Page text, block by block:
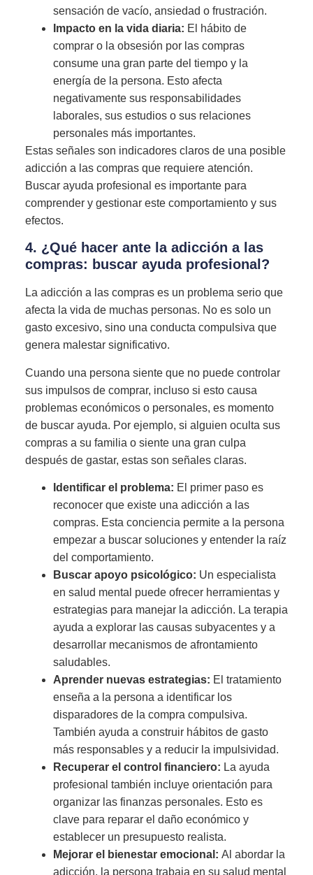
sensación de vacío, ansiedad o frustración.
Impacto en la vida diaria: El hábito de
comprar o la obsesión por las compras
consume una gran parte del tiempo y la
energía de la persona. Esto afecta
negativamente sus responsabilidades
laborales, sus estudios o sus relaciones
personales más importantes.
Estas señales son indicadores claros de una posible
adicción a las compras que requiere atención.
Buscar ayuda profesional es importante para
comprender y gestionar este comportamiento y sus
efectos.
4. ¿Qué hacer ante la adicción a las
compras: buscar ayuda profesional?
La adicción a las compras es un problema serio que
afecta la vida de muchas personas. No es solo un
gasto excesivo, sino una conducta compulsiva que
genera malestar significativo.
Cuando una persona siente que no puede controlar
sus impulsos de comprar, incluso si esto causa
problemas económicos o personales, es momento
de buscar ayuda. Por ejemplo, si alguien oculta sus
compras a su familia o siente una gran culpa
después de gastar, estas son señales claras.
Identificar el problema: El primer paso es
reconocer que existe una adicción a las
compras. Esta conciencia permite a la persona
empezar a buscar soluciones y entender la raíz
del comportamiento.
Buscar apoyo psicológico: Un especialista
en salud mental puede ofrecer herramientas y
estrategias para manejar la adicción. La terapia
ayuda a explorar las causas subyacentes y a
desarrollar mecanismos de afrontamiento
saludables.
Aprender nuevas estrategias: El tratamiento
enseña a la persona a identificar los
disparadores de la compra compulsiva.
También ayuda a construir hábitos de gasto
más responsables y a reducir la impulsividad.
Recuperar el control financiero: La ayuda
profesional también incluye orientación para
organizar las finanzas personales. Esto es
clave para reparar el daño económico y
establecer un presupuesto realista.
Mejorar el bienestar emocional: Al abordar la
adicción, la persona trabaja en su salud mental